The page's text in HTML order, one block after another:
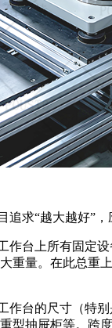
追求“越大越好”，
作台上所有固定
重量。在此总重
作台的尺寸（特
型抽屉柜等。跨